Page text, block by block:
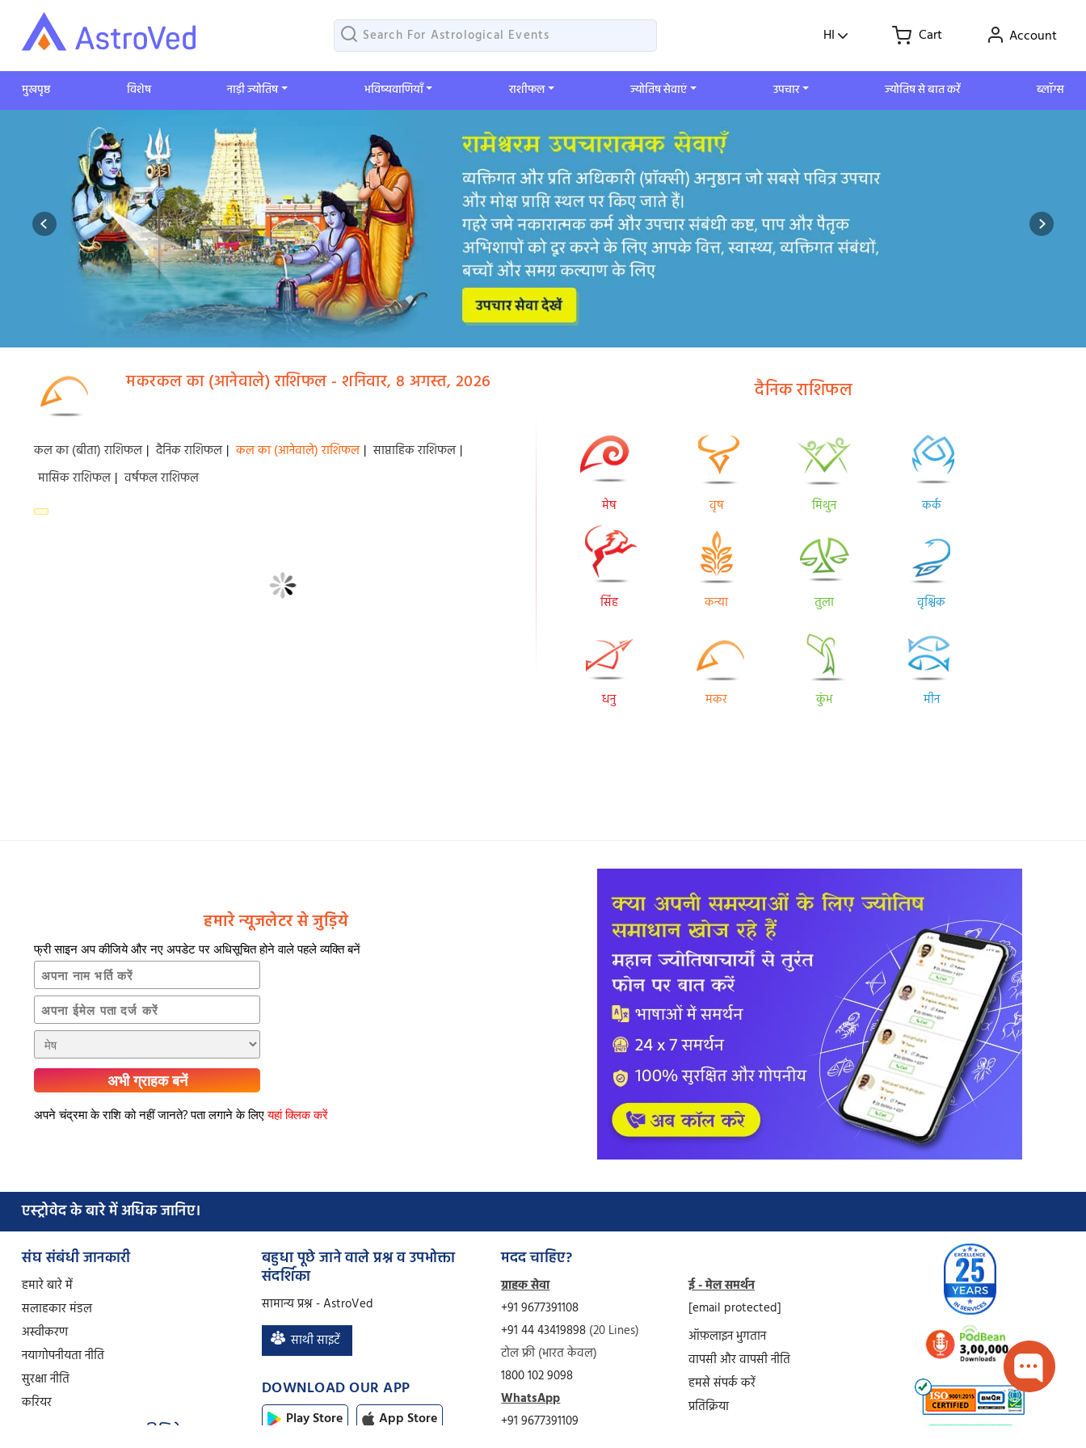
HI Cart Account
मुखपृष्ठ विशेष ​नाड़ी ज्योतिष भविष्यवाणियाँ ​राशीफल ज्योतिष सेवाएं उपचार ज्योतिष से बात करें ब्लॉग्स
मकरकल का (आनेवाले) राशिफल - शनिवार, 8 अगस्त, 2026
कल का (बीता) राशिफल | दैनिक राशिफल | कल का (आनेवाले) राशिफल | साप्ताहिक राशिफल |
मासिक राशिफल | वर्षफल राशिफल
दैनिक राशिफल
मेष वृष मिथुन कर्क
सिंह कन्या तुला वृश्चिक
धनु मकर कुंभ मीन
हमारे न्यूजलेटर से जुड़िये
फ्री साइन अप कीजिये और नए अपडेट पर अधिसूचित होने वाले पहले व्यक्ति बनें
अभी ग्राहक बनें
अपने चंद्रमा के राशि को नहीं जानते? पता लगाने के लिएयहां क्लिक करें
एस्ट्रोवेद के बारे में अधिक जानिए।
संघ संबंधी जानकारी
हमारे बारे में
सलाहकार मंडल
अस्वीकरण
नयागोपनीयता नीति
सुरक्षा नीति
करियर
हमारा अनुसरण इस पर कीजिये
बहुधा पूछे जाने वाले प्रश्न व उपभोक्ता
संदर्शिका
सामान्य प्रश्न - AstroVed
साथी साइटें
DOWNLOAD OUR APP
Play Store App Store
मदद चाहिए?
ग्राहक सेवा
+91 9677391108
+91 44 43419898 (20 Lines)
टोल फ्री (भारत केवल)
1800 102 9098
WhatsApp
+91 9677391109
ई - मेल समर्थन
[email protected]
ऑफ़लाइन भुगतान
वापसी और वापसी नीति
हमसे संपर्क करें
प्रतिक्रिया